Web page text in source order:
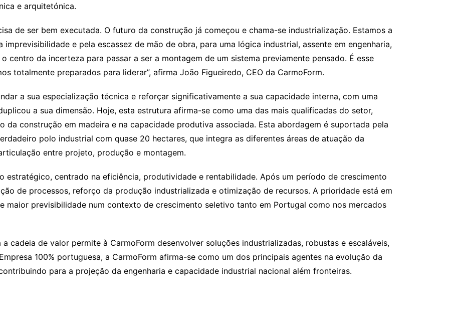
e arquitetónica.
de ser bem executada. O futuro da construção já começou e chama-se industrialização. Estamos a
e pela escassez de mão de obra, para uma lógica industrial, assente em engenharia,
centro da incerteza para passar a ser a montagem de um sistema previamente pensado. É esse
totalmente preparados para liderar”, afirma João Figueiredo, CEO da CarmoForm.
a sua especialização técnica e reforçar significativamente a sua capacidade interna, com uma
a sua dimensão. Hoje, esta estrutura afirma-se como uma das mais qualificadas do setor,
da construção em madeira e na capacidade produtiva associada. Esta abordagem é suportada pela
polo industrial com quase 20 hectares, que integra as diferentes áreas de atuação da
entre projeto, produção e montagem.
estratégico, centrado na eficiência, produtividade e rentabilidade. Após um período de crescimento
de processos, reforço da produção industrializada e otimização de recursos. A prioridade está em
maior previsibilidade num contexto de crescimento seletivo tanto em Portugal como nos mercados
cadeia de valor permite à CarmoForm desenvolver soluções industrializadas, robustas e escaláveis,
100% portuguesa, a CarmoForm afirma-se como um dos principais agentes na evolução da
para a projeção da engenharia e capacidade industrial nacional além fronteiras.